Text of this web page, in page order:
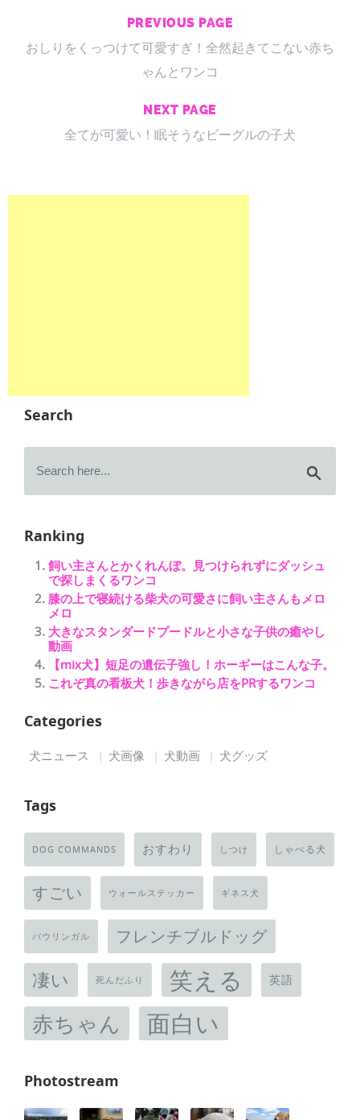
PREVIOUS PAGE
おしりをくっつけて可愛すぎ！全然起きてこない赤ち
ゃんとワンコ
NEXT PAGE
全てが可愛い！眠そうなビーグルの子犬
Search
Ranking
飼い主さんとかくれんぼ。見つけられずにダッシュ
で探しまくるワンコ
膝の上で寝続ける柴犬の可愛さに飼い主さんもメロ
メロ
大きなスタンダードプードルと小さな子供の癒やし
動画
【mix犬】短足の遺伝子強し！ホーギーはこんな子。
これぞ真の看板犬！歩きながら店をPRするワンコ
Categories
犬ニュース 犬画像 犬動画 犬グッズ
Tags
DOG COMMANDS おすわり しつけ しゃべる犬
すごい ウォールステッカー ギネス犬
バウリンガル フレンチブルドッグ
凄い 死んだふり 笑える 英語
赤ちゃん 面白い
Photostream